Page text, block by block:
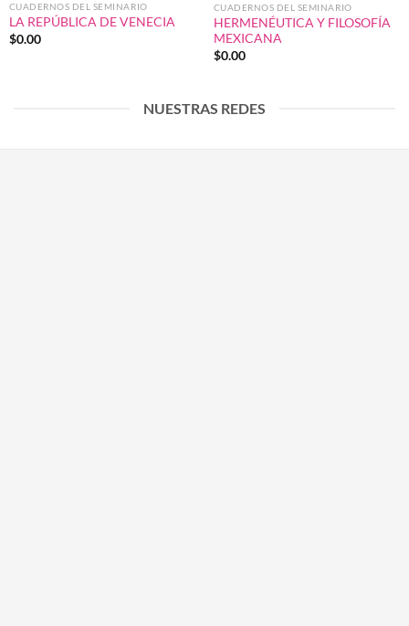
CUADERNOS DEL SEMINARIO
LA REPÚBLICA DE VENECIA
$0.00
CUADERNOS DEL SEMINARIO
HERMENÉUTICA Y FILOSOFÍA
MEXICANA
$0.00
NUESTRAS REDES